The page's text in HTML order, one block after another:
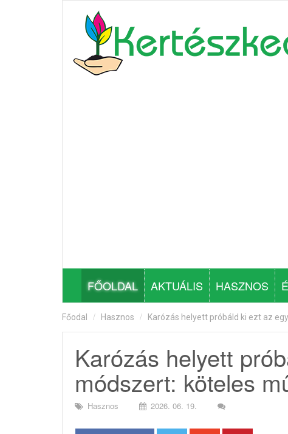
FŐOLDAL AKTUÁLIS HASZNOS
Főodal Hasznos Karózás helyett próbáld ki ezt az
Karózás helyett
módszert: köteles
Hasznos 2026. 06. 19.